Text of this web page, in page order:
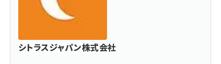
シトラスジャパン株式会社